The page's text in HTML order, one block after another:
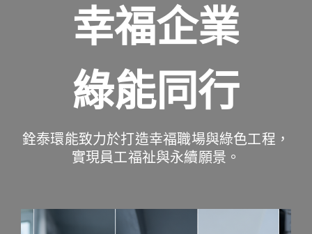
幸福企業
綠能同行
銓泰環能致力於打造幸福職場與綠色工程，
實現員工福祉與永續願景。